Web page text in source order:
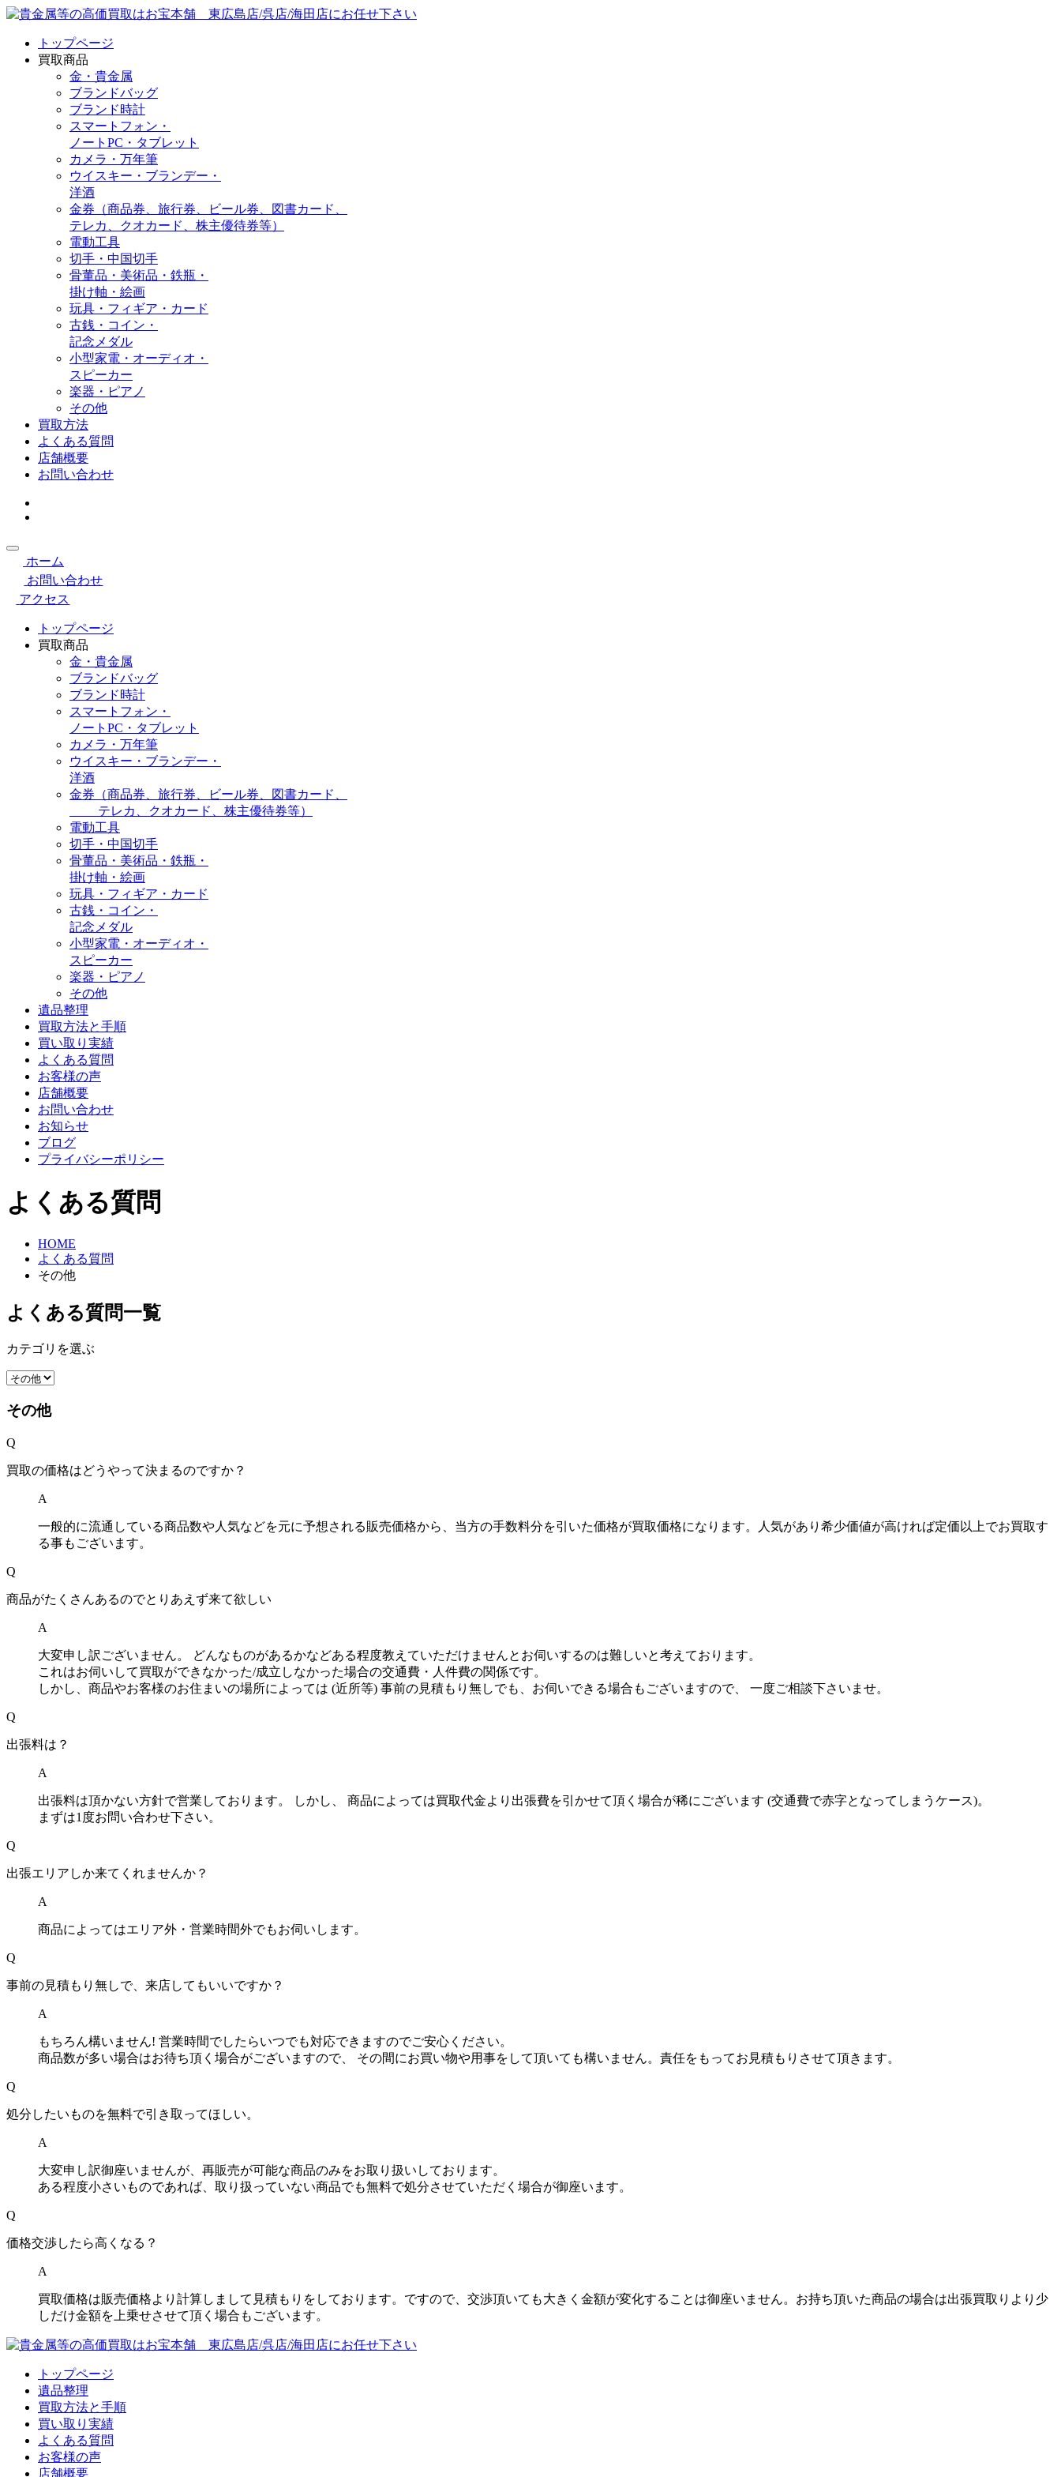
トップページ
買取商品
金・貴金属
ブランドバッグ
ブランド時計
スマートフォン・
ノートPC・タブレット
カメラ・万年筆
ウイスキー・ブランデー・
洋酒
金券（商品券、旅行券、ビール券、図書カード、
テレカ、クオカード、株主優待券等）
電動工具
切手・中国切手
骨董品・美術品・鉄瓶・
掛け軸・絵画
玩具・フィギア・カード
古銭・コイン・
記念メダル
小型家電・オーディオ・
スピーカー
楽器・ピアノ
その他
買取方法
よくある質問
店舗概要
お問い合わせ
ホーム
お問い合わせ
アクセス
トップページ
買取商品
金・貴金属
ブランドバッグ
ブランド時計
スマートフォン・
ノートPC・タブレット
カメラ・万年筆
ウイスキー・ブランデー・
洋酒
金券（商品券、旅行券、ビール券、図書カード、
テレカ、クオカード、株主優待券等）
電動工具
切手・中国切手
骨董品・美術品・鉄瓶・
掛け軸・絵画
玩具・フィギア・カード
古銭・コイン・
記念メダル
小型家電・オーディオ・
スピーカー
楽器・ピアノ
その他
遺品整理
買取方法と手順
買い取り実績
よくある質問
お客様の声
店舗概要
お問い合わせ
お知らせ
ブログ
プライバシーポリシー
よくある質問
HOME
よくある質問
その他
よくある質問一覧
カテゴリを選ぶ
その他
Q
買取の価格はどうやって決まるのですか？
A
一般的に流通している商品数や人気などを元に予想される販売価格から、当方の手数料分を引いた価格が買取価格になります。人気があり希少価値が高ければ定価以上でお買取す
る事もございます。
Q
商品がたくさんあるのでとりあえず来て欲しい
A
大変申し訳ございません。 どんなものがあるかなどある程度教えていただけませんとお伺いするのは難しいと考えております。
これはお伺いして買取ができなかった/成立しなかった場合の交通費・人件費の関係です。
しかし、商品やお客様のお住まいの場所によっては (近所等) 事前の見積もり無しでも、お伺いできる場合もございますので、 一度ご相談下さいませ。
Q
出張料は？
A
出張料は頂かない方針で営業しております。 しかし、 商品によっては買取代金より出張費を引かせて頂く場合が稀にございます (交通費で赤字となってしまうケース)。
まずは1度お問い合わせ下さい。
Q
出張エリアしか来てくれませんか？
A
商品によってはエリア外・営業時間外でもお伺いします。
Q
事前の見積もり無しで、来店してもいいですか？
A
もちろん構いません! 営業時間でしたらいつでも対応できますのでご安心ください。
商品数が多い場合はお待ち頂く場合がございますので、 その間にお買い物や用事をして頂いても構いません。責任をもってお見積もりさせて頂きます。
Q
処分したいものを無料で引き取ってほしい。
A
大変申し訳御座いませんが、再販売が可能な商品のみをお取り扱いしております。
ある程度小さいものであれば、取り扱っていない商品でも無料で処分させていただく場合が御座います。
Q
価格交渉したら高くなる？
A
買取価格は販売価格より計算しまして見積もりをしております。ですので、交渉頂いても大きく金額が変化することは御座いません。お持ち頂いた商品の場合は出張買取りより少
しだけ金額を上乗せさせて頂く場合もございます。
トップページ
遺品整理
買取方法と手順
買い取り実績
よくある質問
お客様の声
店舗概要